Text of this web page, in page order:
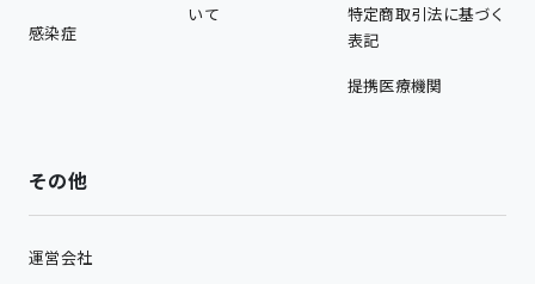
感染症
いて
特定商取引法に基づく
表記
提携医療機関
その他
運営会社